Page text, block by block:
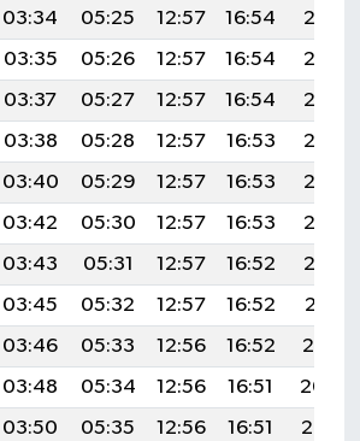
03:34 05:25 12:57 16:54
20:18
03:35 05:26 12:57 16:54
20:17
03:37 05:27 12:57 16:54
20:17
03:38 05:28 12:57 16:53
20:16
03:40 05:29 12:57 16:53
20:15
03:42 05:30 12:57 16:53
20:13
03:43 05:31 12:57 16:52
20:12
03:45 05:32 12:57 16:52
20:11
03:46 05:33 12:56 16:52
20:10
03:48 05:34 12:56 16:51
20:09
03:50 05:35 12:56 16:51
20:08